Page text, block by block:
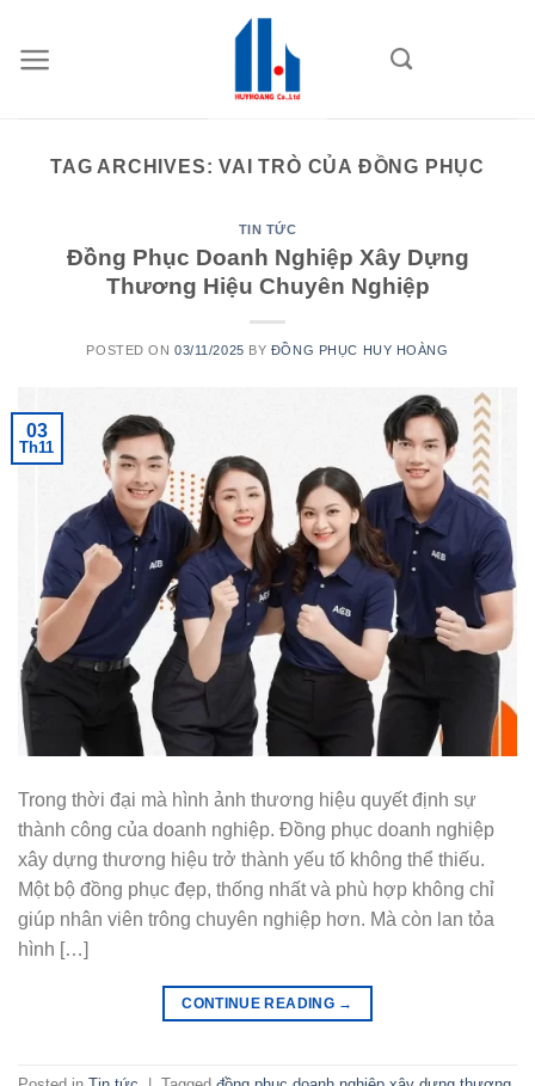
content
TAG ARCHIVES:VAI TRÒ CỦA ĐỒNG PHỤC
TIN TỨC
Đồng Phục Doanh Nghiệp Xây Dựng
Thương Hiệu Chuyên Nghiệp
POSTED ON03/11/2025 BY ĐỒNG PHỤC HUY HOÀNG
03
Th11
Trong thời đại mà hình ảnh thương hiệu quyết định sự
thành công của doanh nghiệp. Đồng phục doanh nghiệp
xây dựng thương hiệu trở thành yếu tố không thể thiếu.
Một bộ đồng phục đẹp, thống nhất và phù hợp không chỉ
giúp nhân viên trông chuyên nghiệp hơn. Mà còn lan tỏa
hình […]
CONTINUE READING →